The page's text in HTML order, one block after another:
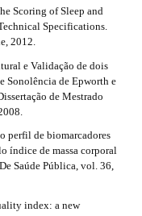
Scoring of Sleep and
Specifications.
2012.
e Validação de dois
Sonolência de Epworth e
de Mestrado
perfil de biomarcadores
índice de massa corporal
Saúde Pública, vol. 36,
index: a new